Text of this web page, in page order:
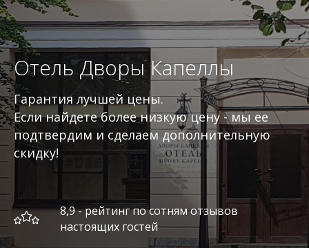
Отель Дворы Капеллы
Гарантия лучшей цены.
Если найдете более низкую цену - мы ее
подтвердим и сделаем дополнительную
скидку!
8,9 - рейтинг по сотням отзывов
настоящих гостей